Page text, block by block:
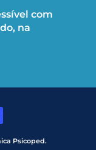
com
na
Psicoped.